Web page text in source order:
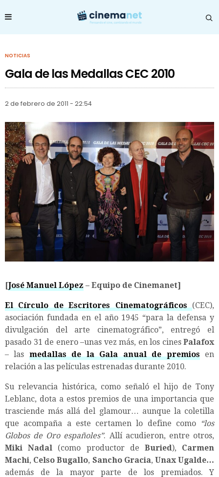
NOTICIAS
Gala de las Medallas CEC 2010
2 de febrero de 2011 - 22:54
[José Manuel López – Equipo de Cinemanet]
El Círculo de Escritores Cinematográficos(CEC),
asociación fundada en el año 1945 “para la defensa y
divulgación del arte cinematográfico”, entregó el
pasado 31 de enero –unas vez más, en los cines Palafox
– las medallas de la Gala anual de premiosen
relación a las películas estrenadas durante 2010.
Su relevancia histórica, como señaló el hijo de Tony
Leblanc, dota a estos premios de una importancia que
trasciende más allá del glamour… aunque la coletilla
que acompaña a este certamen lo define como
“los
Globos de Oro españoles”. Allí acudieron, entre otros,
Miki Nadal (como productor de Buried), Carmen
Machi, Celso Bugallo, Sancho Gracia, Unax Ugalde…
además de la mayor parte de los premiados. Y